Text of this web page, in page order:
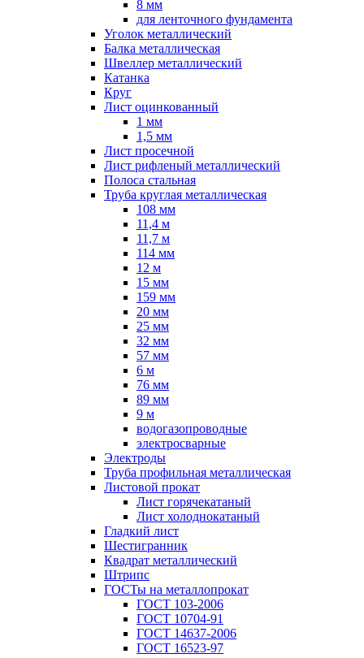
8 мм
для ленточного фундамента
Уголок металлический
Балка металлическая
Швеллер металлический
Катанка
Круг
Лист оцинкованный
1 мм
1,5 мм
Лист просечной
Лист рифленый металлический
Полоса стальная
Труба круглая металлическая
108 мм
11,4 м
11,7 м
114 мм
12 м
15 мм
159 мм
20 мм
25 мм
32 мм
57 мм
6 м
76 мм
89 мм
9 м
водогазопроводные
электросварные
Электроды
Труба профильная металлическая
Листовой прокат
Лист горячекатаный
Лист холоднокатаный
Гладкий лист
Шестигранник
Квадрат металлический
Штрипс
ГОСТы на металлопрокат
ГОСТ 103-2006
ГОСТ 10704-91
ГОСТ 14637-2006
ГОСТ 16523-97